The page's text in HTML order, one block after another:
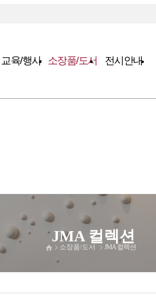
교육/행사 소장품/도서 전시안내
JMA 컬렉션
소장품/도서 JMA 컬렉션